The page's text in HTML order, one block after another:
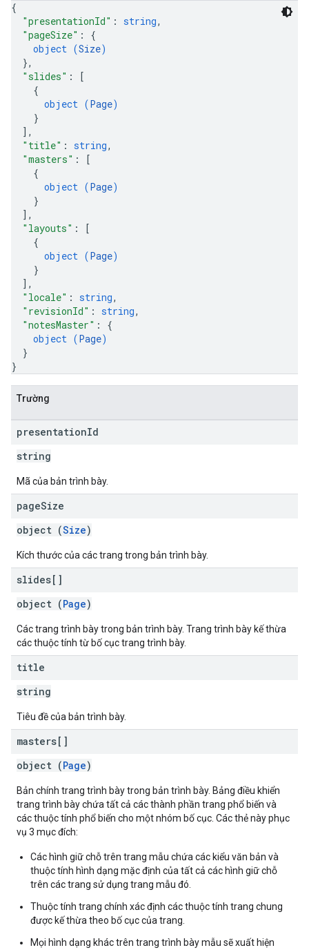
{
"presentationId" : string,
"pageSize" : {
object (Size)
},
"slides" :
[
{
object (Page)
}
] ,
"title" : string,
"masters" :
[
{
object (Page)
}
] ,
"layouts" :
[
{
object (Page)
}
] ,
"locale" : string,
"revisionId" : string,
"notesMaster" : {
object (Page)
}
}
Trường
presentationId
string
Mã của bản trình bày.
pageSize
object (Size)
Kích thước của các trang trong bản trình bày.
slides[]
object (Page)
Các trang trình bày trong bản trình bày. Trang trình bày kế thừa
các thuộc tính từ bố cục trang trình bày.
title
string
Tiêu đề của bản trình bày.
masters[]
object (Page)
Bản chính trang trình bày trong bản trình bày. Bảng điều khiển
trang trình bày chứa tất cả các thành phần trang phổ biến và
các thuộc tính phổ biến cho một nhóm bố cục. Các thẻ này phục
vụ 3 mục đích:
Các hình giữ chỗ trên trang mẫu chứa các kiểu văn bản và
thuộc tính hình dạng mặc định của tất cả các hình giữ chỗ
trên các trang sử dụng trang mẫu đó.
Thuộc tính trang chính xác định các thuộc tính trang chung
được kế thừa theo bố cục của trang.
Mọi hình dạng khác trên trang trình bày mẫu sẽ xuất hiện